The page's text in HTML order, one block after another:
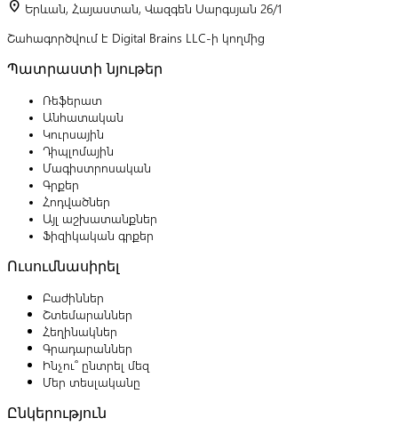
location_on Երևան, Հայաստան, Վազգեն Սարգսյան 26/1
Շահագործվում է Digital Brains LLC-ի կողմից
Պատրաստի նյութեր
Ռեֆերատ
Անհատական
Կուրսային
Դիպլոմային
Մագիստրոսական
Գրքեր
Հոդվածներ
Այլ աշխատանքներ
Ֆիզիկական գրքեր
Ուսումնասիրել
Բաժիններ
Շտեմարաններ
Հեղինակներ
Գրադարաններ
Ինչու՞ ընտրել մեզ
Մեր տեսլականը
Ընկերություն